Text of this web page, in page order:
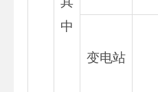
中
变电站